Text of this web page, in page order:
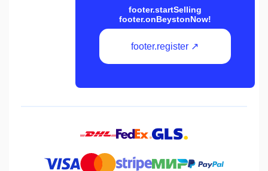
footer.startSelling
footer.onBeystonNow!
footer.register ↗